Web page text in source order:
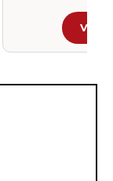
Voir